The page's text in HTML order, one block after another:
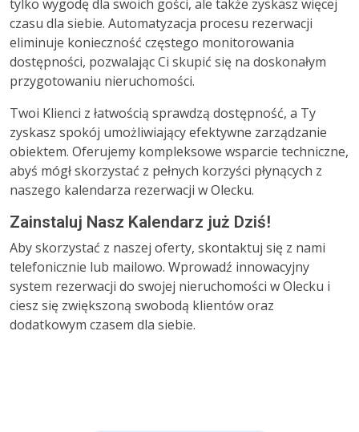
tylko wygodę dla swoich gości, ale także zyskasz więcej
czasu dla siebie. Automatyzacja procesu rezerwacji
eliminuje konieczność częstego monitorowania
dostępności, pozwalając Ci skupić się na doskonałym
przygotowaniu nieruchomości.
Twoi Klienci z łatwością sprawdzą dostępność, a Ty
zyskasz spokój umożliwiający efektywne zarządzanie
obiektem. Oferujemy kompleksowe wsparcie techniczne,
abyś mógł skorzystać z pełnych korzyści płynących z
naszego kalendarza rezerwacji w Olecku.
Zainstaluj Nasz Kalendarz już Dziś!
Aby skorzystać z naszej oferty, skontaktuj się z nami
telefonicznie lub mailowo. Wprowadź innowacyjny
system rezerwacji do swojej nieruchomości w Olecku i
ciesz się zwiększoną swobodą klientów oraz
dodatkowym czasem dla siebie.